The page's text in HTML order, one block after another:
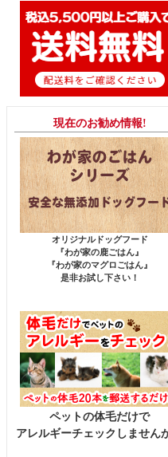
現在のお勧め情報!
オリジナルドッグフード
『わが家の鹿ごはん』
『わが家のマグロごはん』
是非お試し下さい！
ペットの体毛だけで
アレルギーチェックしません